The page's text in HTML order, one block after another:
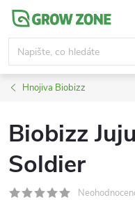
Přejít
obsah
Hnojiva Biobizz
Biobizz
Soldier